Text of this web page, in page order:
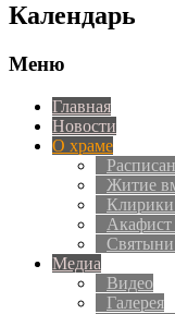
Календарь
Меню
Главная
Новости
О храме
Житие
Клирики
Святыни
Медиа
Видео
Галерея